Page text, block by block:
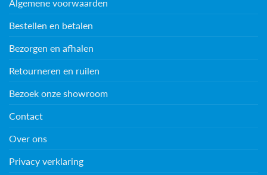
Algemene voorwaarden
Bestellen en betalen
Bezorgen en afhalen
Retourneren en ruilen
Bezoek onze showroom
Contact
Over ons
Privacy verklaring